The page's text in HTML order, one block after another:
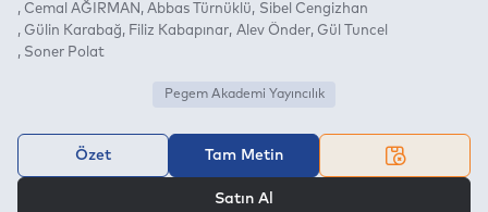
Cemal AĞIRMAN
Abbas Türnüklü
Sibel Cengizhan
Gülin Karabağ
Filiz Kabapınar Alev Önder Gül Tuncel
Soner Polat
Pegem Akademi Yayıncılık
Özet Tam Metin
Satın Al